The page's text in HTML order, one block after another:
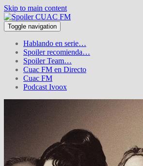
Skip to main content
Toggle navigation
Hablando en serie…
Spoiler recomienda…
Spoiler Team…
Cuac FM en Directo
Cuac FM
Podcast Ivoox